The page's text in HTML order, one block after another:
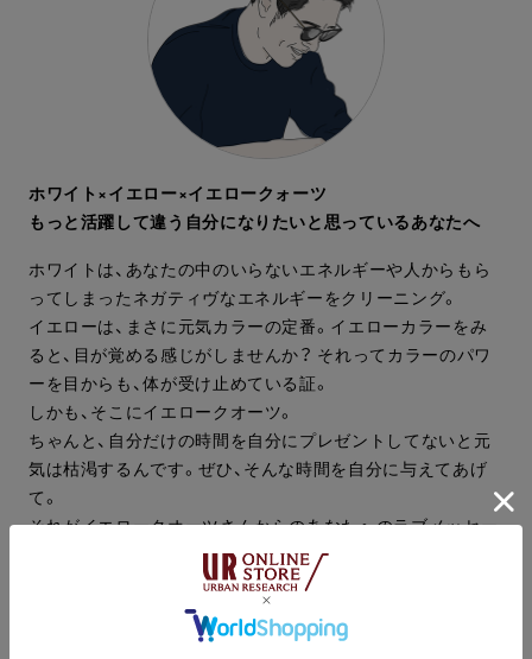
ホワイト×イエロー×イエロークォーツ
もっと活躍して違う自分になりたいと思っているあなたへ
ホワイトは、あなたの中のいらないエネルギーや人からもら
ってしまったネガティヴなエネルギーをクリーニング。
イエローは、まさに元気カラーの定番。イエローカラーをみ
ると、目が覚める感じがしませんか？ それってカラーのパワ
ーを目からも、体が受け止めている証。
しかも、そこにイエロークオーツ。
ちゃんと、自分だけの時間を自分にプレゼントしてないと元
気は枯渇するんです。ぜひ、そんな時間を自分に与えてあげ
て。
それがイエロークオーツさんからのあなたへのラブメッセー
ジ。もっと自分の可能性にトライしたい、そんなやる気もア
このお財布とともに、さらに、元気アップ。キャリアアップへ
のステップを踏んでみて。